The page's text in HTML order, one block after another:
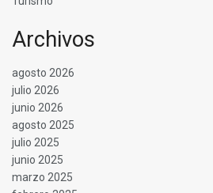
Archivos
agosto 2026
julio 2026
junio 2026
agosto 2025
julio 2025
junio 2025
marzo 2025